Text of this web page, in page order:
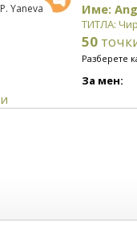
Име:
ТИТЛА:
50
Разберете
За мен: